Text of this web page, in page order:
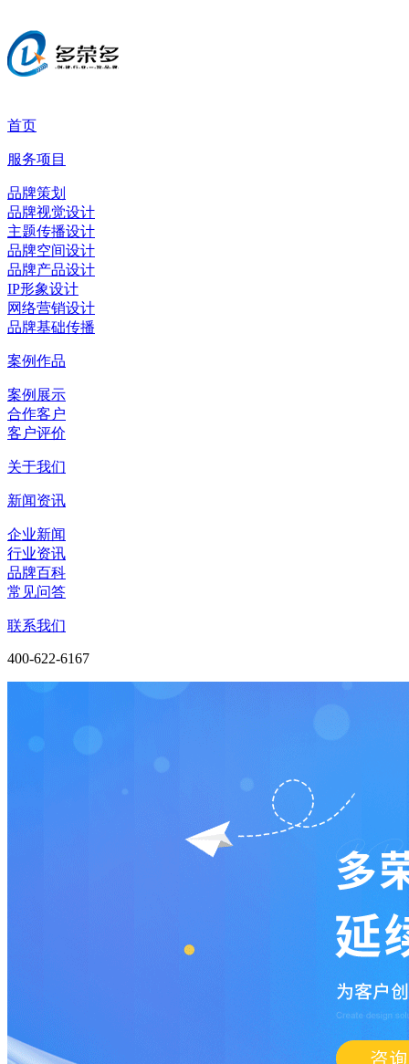
首页
服务项目
品牌策划
品牌视觉设计
主题传播设计
品牌空间设计
品牌产品设计
IP形象设计
网络营销设计
品牌基础传播
案例作品
案例展示
合作客户
客户评价
关于我们
新闻资讯
企业新闻
行业资讯
品牌百科
常见问答
联系我们
400-622-6167